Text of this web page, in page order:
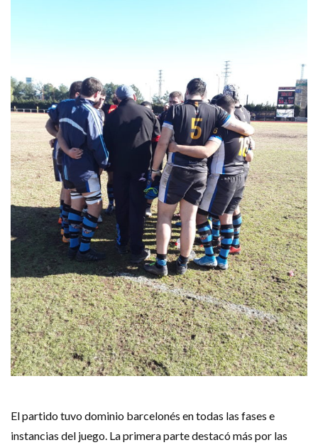
El partido tuvo dominio barcelonés en todas las fases e
instancias del juego. La primera parte destacó más por las